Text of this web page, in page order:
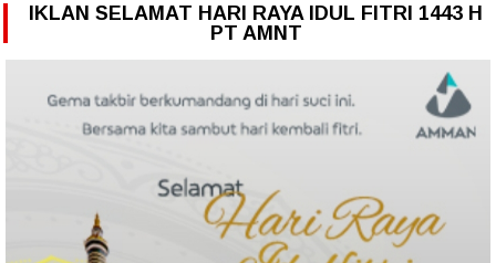
IKLAN SELAMAT HARI RAYA IDUL FITRI 1443 H
PT AMNT